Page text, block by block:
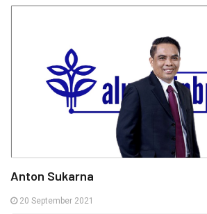
Anton Sukarna
20 September 2021